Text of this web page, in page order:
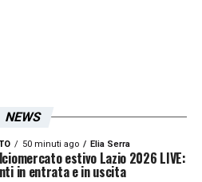
NEWS
50 minuti ago Elia Serra
estivo Lazio 2026 LIVE:
in entrata e in uscita